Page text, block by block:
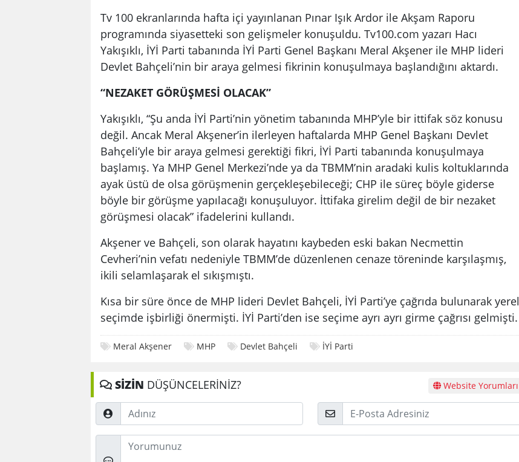
Tv 100 ekranlarında hafta içi yayınlanan Pınar Işık Ardor ile Akşam Raporu
programında siyasetteki son gelişmeler konuşuldu. Tv100.com yazarı Hacı
Yakışıklı, İYİ Parti tabanında İYİ Parti Genel Başkanı Meral Akşener ile MHP lideri
Devlet Bahçeli’nin bir araya gelmesi fikrinin konuşulmaya başlandığını aktardı.
“NEZAKET GÖRÜŞMESİ OLACAK”
Yakışıklı, “Şu anda İYİ Parti’nin yönetim tabanında MHP’yle bir ittifak söz konusu
değil. Ancak Meral Akşener’in ilerleyen haftalarda MHP Genel Başkanı Devlet
Bahçeli’yle bir araya gelmesi gerektiği fikri, İYİ Parti tabanında konuşulmaya
başlamış. Ya MHP Genel Merkezi’nde ya da TBMM’nin aradaki kulis koltuklarında
ayak üstü de olsa görüşmenin gerçekleşebileceği; CHP ile süreç böyle giderse
böyle bir görüşme yapılacağı konuşuluyor. İttifaka girelim değil de bir nezaket
görüşmesi olacak” ifadelerini kullandı.
Akşener ve Bahçeli, son olarak hayatını kaybeden eski bakan Necmettin
Cevheri’nin vefatı nedeniyle TBMM’de düzenlenen cenaze töreninde karşılaşmış,
ikili selamlaşarak el sıkışmıştı.
Kısa bir süre önce de MHP lideri Devlet Bahçeli, İYİ Parti’ye çağrıda bulunarak yerel
seçimde işbirliği önermişti. İYİ Parti’den ise seçime ayrı ayrı girme çağrısı gelmişti.
Meral Akşener MHP Devlet Bahçeli İYİ Parti
SİZİN DÜŞÜNCELERİNİZ? Website Yorumları
Adınız
Posta
Düşünceleriniz